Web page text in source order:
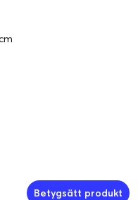
Betygsätt produkt